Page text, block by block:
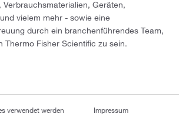
Geräten,
vielem mehr - sowie eine
durch ein branchenführendes Team,
Thermo Fisher Scientific zu sein.
verwendet werden Impressum